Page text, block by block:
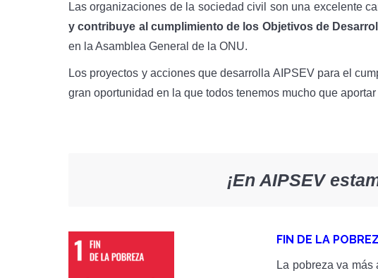
Las organizaciones de la sociedad civil son una excelente
y contribuye al cumplimiento de los Objetivos de
en la Asamblea General de la ONU.
Los proyectos y acciones que desarrolla AIPSEV para el
gran oportunidad en la que todos tenemos mucho que
¡En AIPSEV
FIN DE LA
La pobreza va